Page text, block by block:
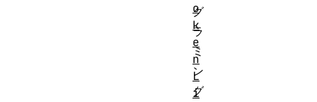
グ
ラ
ミ
ン
グ
o
k
e
n
L
i